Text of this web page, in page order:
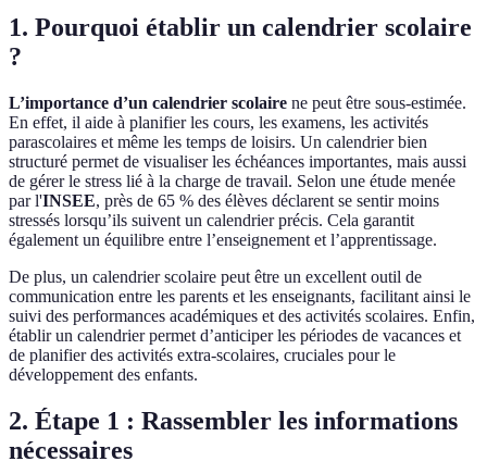
1. Pourquoi établir un calendrier scolaire
?
L’importance d’un calendrier scolaire ne peut être sous-estimée.
En effet, il aide à planifier les cours, les examens, les activités
parascolaires et même les temps de loisirs. Un calendrier bien
structuré permet de visualiser les échéances importantes, mais aussi
de gérer le stress lié à la charge de travail. Selon une étude menée
par l'INSEE, près de 65 % des élèves déclarent se sentir moins
stressés lorsqu’ils suivent un calendrier précis. Cela garantit
également un équilibre entre l’enseignement et l’apprentissage.
De plus, un calendrier scolaire peut être un excellent outil de
communication entre les parents et les enseignants, facilitant ainsi le
suivi des performances académiques et des activités scolaires. Enfin,
établir un calendrier permet d’anticiper les périodes de vacances et
de planifier des activités extra-scolaires, cruciales pour le
développement des enfants.
2. Étape 1 : Rassembler les informations
nécessaires